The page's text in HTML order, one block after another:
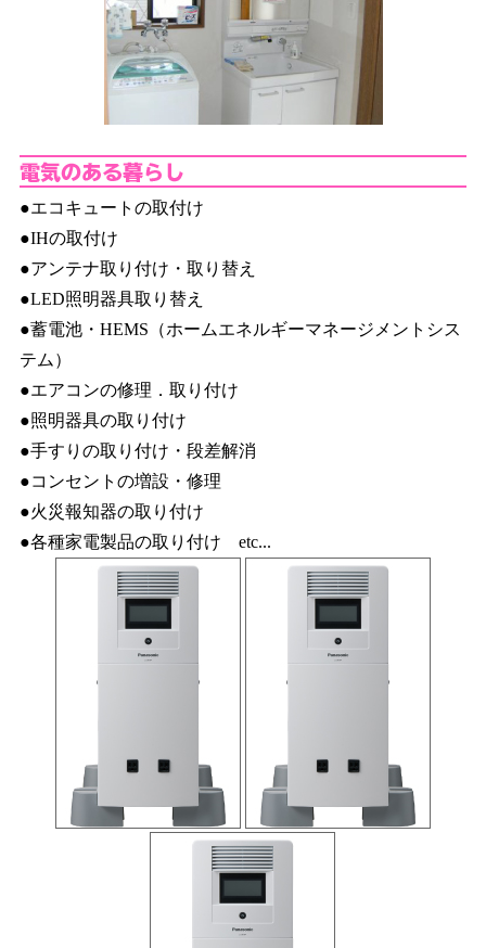
●エコキュートの取付け
●IHの取付け
●アンテナ取り付け・取り替え
●LED照明器具取り替え
●蓄電池・HEMS（ホームエネルギーマネージメントシス
テム）
●エアコンの修理．取り付け
●照明器具の取り付け
●手すりの取り付け・段差解消
●コンセントの増設・修理
●火災報知器の取り付け
●各種家電製品の取り付け etc...